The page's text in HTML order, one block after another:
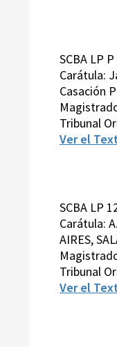
SCBA LP
Carátula:
Casación
Tribunal
Ver el
SCBA LP
Carátula:
AIRES,
Tribunal
Ver el